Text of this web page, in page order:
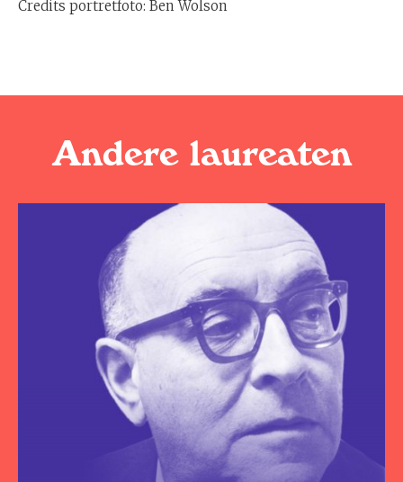
Credits portretfoto: Ben Wolson
Andere laureaten